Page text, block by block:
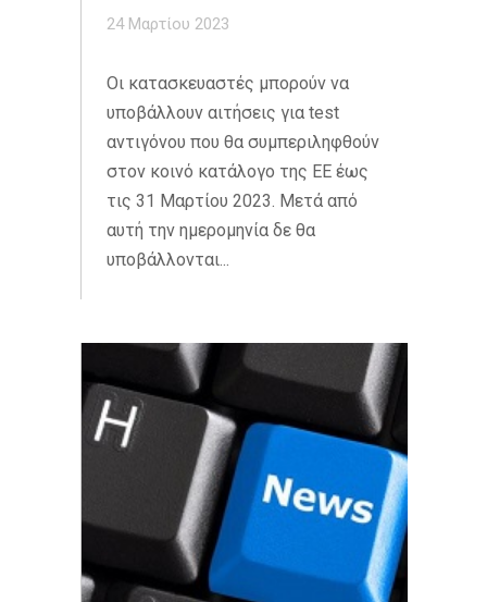
24 Μαρτίου 2023
Οι κατασκευαστές μπορούν να
υποβάλλουν αιτήσεις για test
αντιγόνου που θα συμπεριληφθούν
στον κοινό κατάλογο της ΕΕ έως
τις 31 Μαρτίου 2023. Μετά από
αυτή την ημερομηνία δε θα
υποβάλλονται...